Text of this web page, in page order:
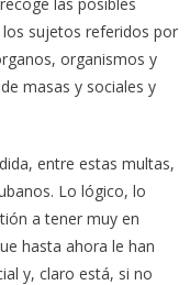
los sujetos referidos por
organismos y
masas y sociales y
entre estas multas,
Lo lógico, lo
a tener muy en
hasta ahora le han
y, claro está, si no